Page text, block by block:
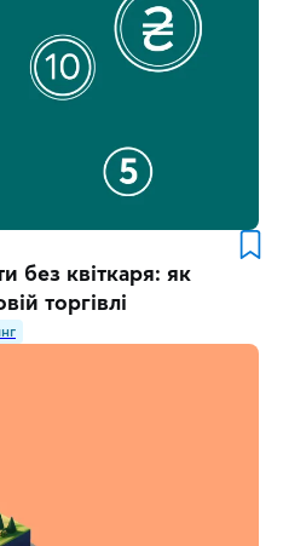
без квіткаря: як
торгівлі